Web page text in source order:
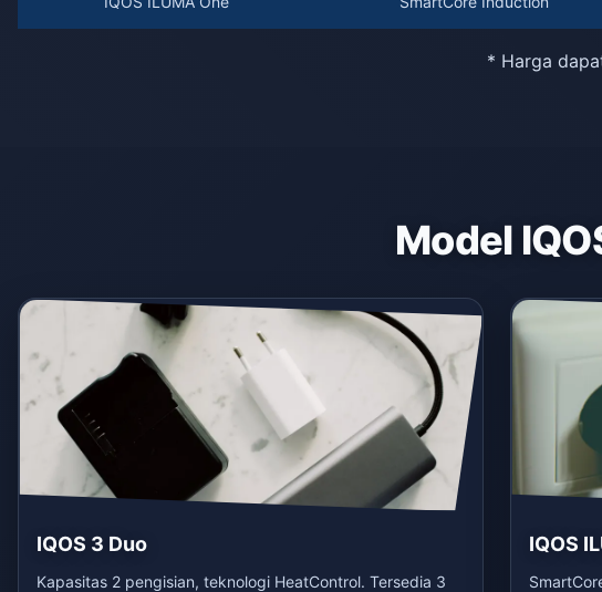
* Harga
Model
IQOS 3 Duo
Kapasitas 2 pengisian, teknologi HeatControl. Tersedia 3
IQOS